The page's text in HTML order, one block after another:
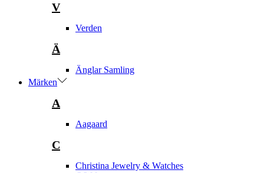
V
Verden
Ä
Änglar Samling
Märken
A
Aagaard
C
Christina Jewelry & Watches